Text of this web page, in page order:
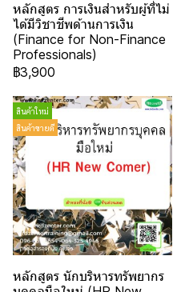
หลักสูตร การเงินสำหรับผู้ที่ไม่
ได้มีวิชาชีพด้านการเงิน
(Finance for Non-Finance
Professionals)
฿3,900
สินค้าใหม่
สินค้าขายดี
หลักสูตร นักบริหารทรัพยากร